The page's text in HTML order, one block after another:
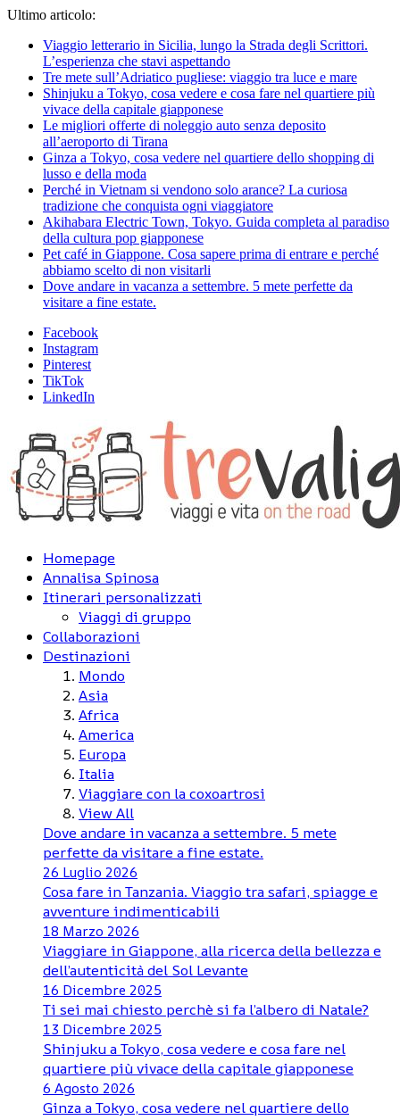
Ultimo articolo:
Viaggio letterario in Sicilia, lungo la Strada degli Scrittori.
L’esperienza che stavi aspettando
Tre mete sull’Adriatico pugliese: viaggio tra luce e mare
Shinjuku a Tokyo, cosa vedere e cosa fare nel quartiere più
vivace della capitale giapponese
Le migliori offerte di noleggio auto senza deposito
all’aeroporto di Tirana
Ginza a Tokyo, cosa vedere nel quartiere dello shopping di
lusso e della moda
Perché in Vietnam si vendono solo arance? La curiosa
tradizione che conquista ogni viaggiatore
Akihabara Electric Town, Tokyo. Guida completa al paradiso
della cultura pop giapponese
Pet café in Giappone. Cosa sapere prima di entrare e perché
abbiamo scelto di non visitarli
Dove andare in vacanza a settembre. 5 mete perfette da
visitare a fine estate.
Facebook
Instagram
Pinterest
TikTok
LinkedIn
Homepage
Annalisa Spinosa
Itinerari personalizzati
Viaggi di gruppo
Collaborazioni
Destinazioni
Mondo
Asia
Africa
America
Europa
Italia
Viaggiare con la coxoartrosi
View All
Dove andare in vacanza a settembre. 5 mete
perfette da visitare a fine estate.
26 Luglio 2026
Cosa fare in Tanzania. Viaggio tra safari, spiagge e
avventure indimenticabili
18 Marzo 2026
Viaggiare in Giappone, alla ricerca della bellezza e
dell’autenticità del Sol Levante
16 Dicembre 2025
Ti sei mai chiesto perchè si fa l’albero di Natale?
13 Dicembre 2025
Shinjuku a Tokyo, cosa vedere e cosa fare nel
quartiere più vivace della capitale giapponese
6 Agosto 2026
Ginza a Tokyo, cosa vedere nel quartiere dello